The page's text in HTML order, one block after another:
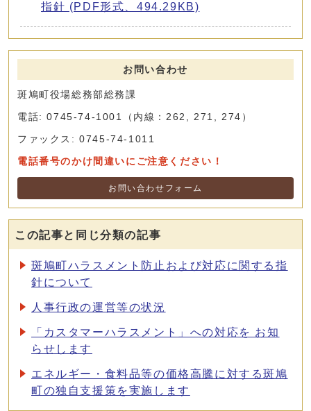
指針 (PDF形式、494.29KB)
お問い合わせ
斑鳩町役場総務部総務課
電話: 0745-74-1001（内線：262, 271, 274）
ファックス: 0745-74-1011
電話番号のかけ間違いにご注意ください！
お問い合わせフォーム
この記事と同じ分類の記事
斑鳩町ハラスメント防止および対応に関する指
針について
人事行政の運営等の状況
「カスタマーハラスメント」への対応を お知
らせします
エネルギー・食料品等の価格高騰に対する斑鳩
町の独自支援策を実施します